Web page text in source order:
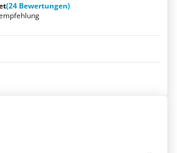
(24 Bewertungen)